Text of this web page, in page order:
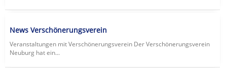
News Verschönerungsverein
Veranstaltungen mit Verschönerungsverein Der Verschönerungsverein
Neuburg hat ein...